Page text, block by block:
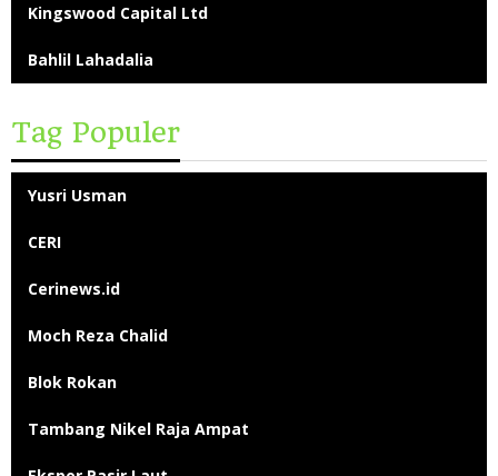
Kingswood Capital Ltd
Bahlil Lahadalia
Tag Populer
Yusri Usman
CERI
Cerinews.id
Moch Reza Chalid
Blok Rokan
Tambang Nikel Raja Ampat